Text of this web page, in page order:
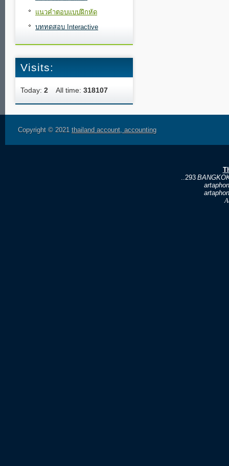
แนวคำตอบแบบฝึกหัด
บททดสอบ Interactive
Visits:
Today: 2 All time: 318107
Copyright © 2021 thailand account, accounting
..293